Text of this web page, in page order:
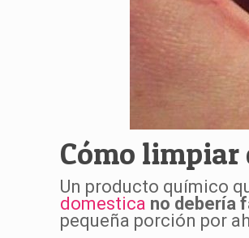
Cómo limpiar
Un producto químico
domestica no debería
pequeña porción por